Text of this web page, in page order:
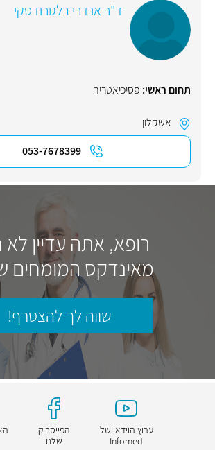
ד"ר אנדרי בלגורודסקי
תחום ראשי: פסיכיאטריה
אשקלון
053-7678399
רופא, אתה עדיין
מאינדקס המומחים
שווה לך להצטרף!
ערוץ הוידאו של
Infomed
הפייסבוק
שלנו